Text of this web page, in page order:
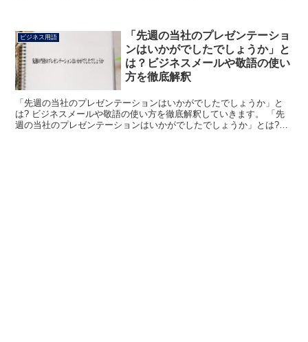
ビジネス用語
「先週の当社のプレゼンテーショ
ンはいかがでしたでしょうか」と
は？ビジネスメールや敬語の使い
方を徹底解釈
「先週の当社のプレゼンテーションはいかがでしたでしょうか」と
は? ビジネスメールや敬語の使い方を徹底解釈していきます。 「先
週の当社のプレゼンテーションはいかがでしたでしょうか」とは?